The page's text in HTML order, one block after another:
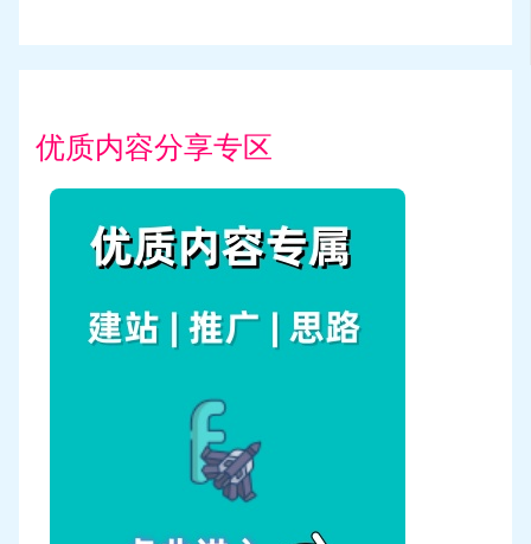
优质内容分享专区